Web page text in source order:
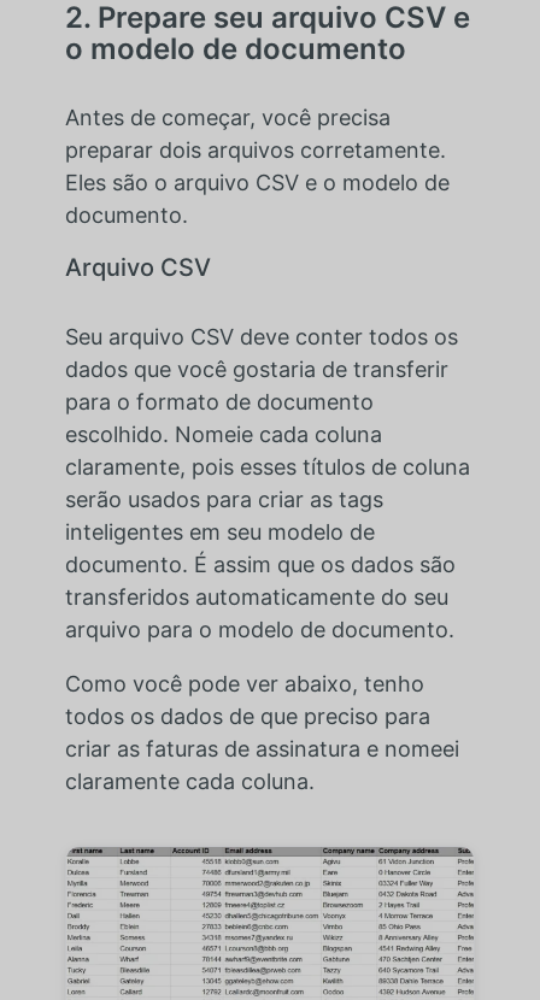
2. Prepare seu arquivo CSV e
o modelo de documento
Antes de começar, você precisa
preparar dois arquivos corretamente.
Eles são o arquivo CSV e o modelo de
documento.
Arquivo CSV
Seu arquivo CSV deve conter todos os
dados que você gostaria de transferir
para o formato de documento
escolhido. Nomeie cada coluna
claramente, pois esses títulos de coluna
serão usados para criar as tags
inteligentes em seu modelo de
documento. É assim que os dados são
transferidos automaticamente do seu
arquivo para o modelo de documento.
Como você pode ver abaixo, tenho
todos os dados de que preciso para
criar as faturas de assinatura e nomeei
claramente cada coluna.